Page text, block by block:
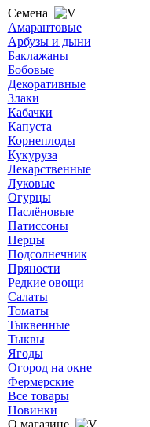
Семена
Амарантовые
Арбузы и дыни
Баклажаны
Бобовые
Декоративные
Злаки
Кабачки
Капуста
Корнеплоды
Кукуруза
Лекарственные
Луковые
Огурцы
Паслёновые
Патиссоны
Перцы
Подсолнечник
Пряности
Редкие овощи
Салаты
Томаты
Тыквенные
Тыквы
Ягоды
Огород на окне
Фермерские
Все товары
Новинки
О магазине